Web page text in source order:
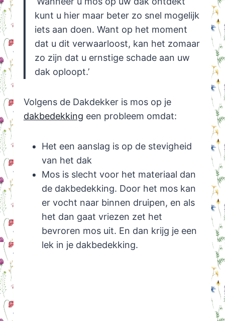
kunt u hier maar beter zo snel mogelijk
iets aan doen. Want op het moment
dat u dit verwaarloost, kan het zomaar
zo zijn dat u ernstige schade aan uw
dak oploopt.’
Volgens de Dakdekker is mos op je
dakbedekking een probleem omdat:
Het een aanslag is op de stevigheid
van het dak
Mos is slecht voor het materiaal dan
de dakbedekking. Door het mos kan
er vocht naar binnen druipen, en als
het dan gaat vriezen zet het
bevroren mos uit. En dan krijg je een
lek in je dakbedekking.